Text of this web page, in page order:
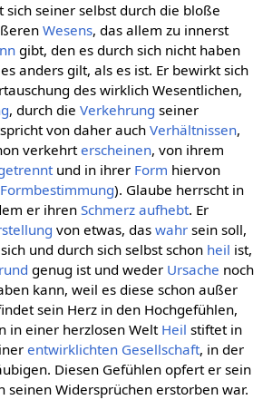
sich seiner selbst durch die bloße
Wesens, das allem zu innerst
gibt, den es durch sich nicht haben
anders gilt, als es ist. Er bewirkt sich
des wirklich Wesentlichen,
, durch die Verkehrung seiner
von daher auch Verhältnissen,
verkehrterscheinen, von ihrem
und in ihrer Form hiervon
Formbestimmung). Glaube herrscht in
er ihren Schmerz aufhebt. Er
von etwas, das wahrsein soll,
und durch sich selbst schon heil ist,
genug ist und weder Ursache noch
kann, weil es diese schon außer
sein Herz in den Hochgefühlen,
in einer herzlosen Welt Heil stiftet in
entwirklichten Gesellschaft, in der
Diesen Gefühlen opfert er sein
seinen Widersprüchen erstorben war.